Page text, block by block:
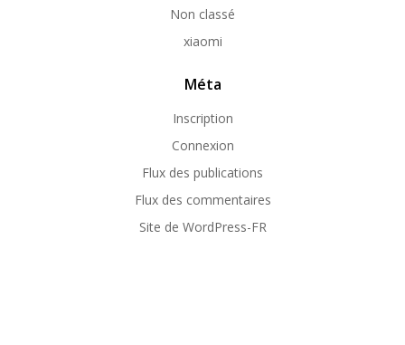
Non classé
xiaomi
Méta
Inscription
Connexion
Flux des publications
Flux des commentaires
Site de WordPress-FR